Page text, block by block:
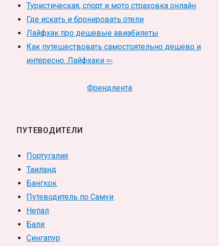
Туристическая, спорт и мото страховка онлайн
Где искать и бронировать отели
Лайфхак про дешевые авиабилеты
Как путешествовать самостоятельно дешево и
интересно. Лайфхаки ⇦
Френдлента
ПУТЕВОДИТЕЛИ
Португалия
Таиланд
Бангкок
Путеводитель по Самуи
Непал
Бали
Сингапур